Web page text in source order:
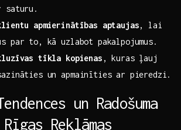
apmierinātības aptaujas,⁣ lai
par to, kā uzlabot pakalpojumus.
tīkla kopienas , kuras⁢ ļauj⁢
un apmainīties ar pieredzi.
⁤un Radošuma
Reklāmas